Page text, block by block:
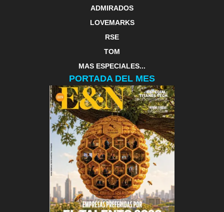
ADMIRADOS
LOVEMARKS
RSE
TOM
MAS ESPECIALES...
PORTADA DEL MES